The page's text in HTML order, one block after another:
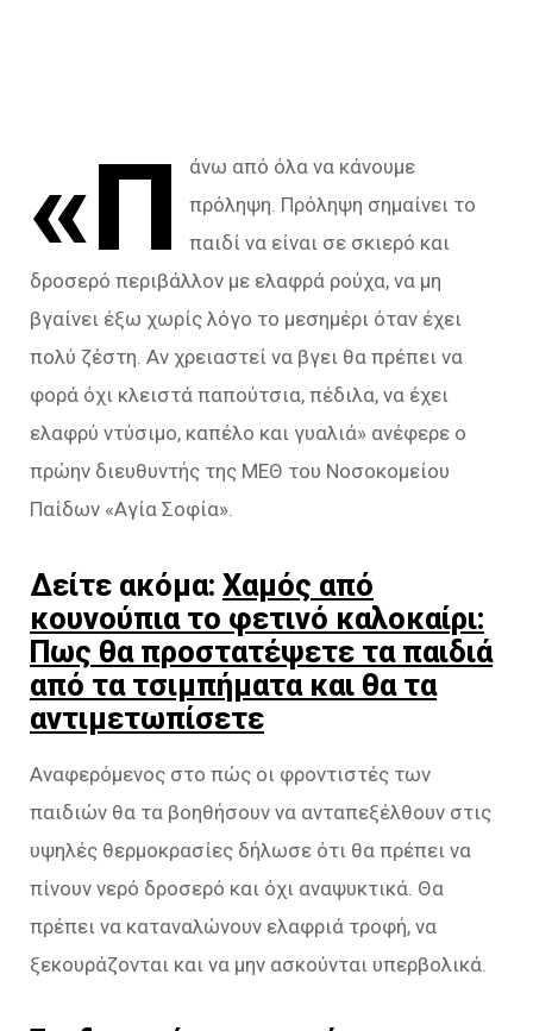
«Π
άνω από όλα να κάνουμε
πρόληψη. Πρόληψη σημαίνει το
παιδί να είναι σε σκιερό και
δροσερό περιβάλλον με ελαφρά ρούχα, να μη
βγαίνει έξω χωρίς λόγο το μεσημέρι όταν έχει
πολύ ζέστη. Αν χρειαστεί να βγει θα πρέπει να
φορά όχι κλειστά παπούτσια, πέδιλα, να έχει
ελαφρύ ντύσιμο, καπέλο και γυαλιά» ανέφερε ο
πρώην διευθυντής της ΜΕΘ του Νοσοκομείου
Παίδων «Αγία Σοφία».
Δείτε ακόμα: Χαμός από
κουνούπια το φετινό καλοκαίρι:
Πως θα προστατέψετε τα παιδιά
από τα τσιμπήματα και θα τα
αντιμετωπίσετε
Αναφερόμενος στο πώς οι φροντιστές των
παιδιών θα τα βοηθήσουν να ανταπεξέλθουν στις
υψηλές θερμοκρασίες δήλωσε ότι θα πρέπει να
πίνουν νερό δροσερό και όχι αναψυκτικά. Θα
πρέπει να καταναλώνουν ελαφριά τροφή, να
ξεκουράζονται και να μην ασκούνται υπερβολικά.